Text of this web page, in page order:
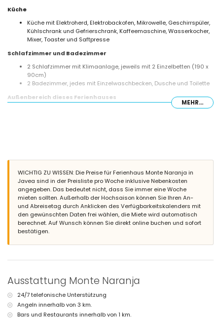
Küche
Küche mit Elektroherd, Elektrobackofen, Mikrowelle, Geschirrspüler,
Kühlschrank und Gefrierschrank, Kaffeemaschine, Wasserkocher,
Mixer, Toaster und Saftpresse
Schlafzimmer und Badezimmer
2 Schlafzimmer mit Klimaanlage, jeweils mit 2 Einzelbetten (190 x
90cm)
2 Badezimmer, jedes mit Einzelwaschbecken, Dusche und Toilette
Außenbereich dieses Ferienhauses
Gemeinschaftlicher Parkplatz
Weitere Informationen
nächstgelegene Stadt: Jávea (innerhalb von 10 Kilometern vom
Haus)
nächstgelegener Fluss oder Ufer: Mittelmeer, Jávea (innerhalb von
3 Kilometern vom Haus)
nächstgelegener Strand: La Granadella, Jávea (innerhalb von 3
Kilometern vom Haus)
Kilometern vom Haus)
Kilometern vom Haus)
zweitnächster Flughafen: Valencia (> 100 Kilometer)
Haustiere erlaubt
rollstuhlgerechte Unterkunft
Die Unterkunft ist sehr geeignet für Familien mit Kindern
MEHR...
WICHTIG ZU WISSEN: Die Preise für Ferienhaus Monte Naranja in
Javea sind in der Preisliste pro Woche inklusive Nebenkosten
angegeben. Das bedeutet nicht, dass Sie immer eine Woche
mieten sollten. Außerhalb der Hochsaison können Sie Ihren An-
und Abreisetag durch Anklicken des Verfügbarkeitskalenders mit
den gewünschten Daten frei wählen, die Miete wird automatisch
berechnet. Auf Wunsch können Sie direkt online buchen und sofort
bestätigen.
Ausstattung Monte Naranja
24/7 telefonische Unterstützung
Angeln innerhalb von 3 km.
Bars und Restaurants innerhalb von 1 km.